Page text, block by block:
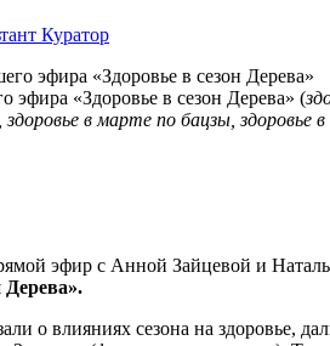
Куратор
эфира «Здоровье в сезон Дерева» (
в марте по бацзы, здоровье в
эфир с Анной Зайцевой и
Дерева».
о влияниях сезона на здоровье,